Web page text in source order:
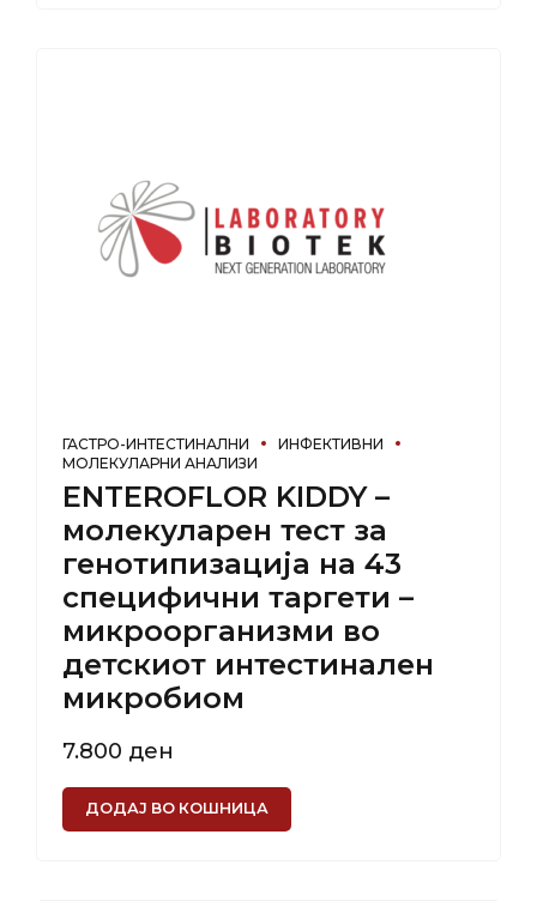
ГАСТРО-ИНТЕСТИНАЛНИ
ИНФЕКТИВНИ
МОЛЕКУЛАРНИ АНАЛИЗИ
ENTEROFLOR KIDDY –
молекуларен тест за
генотипизација на 43
специфични таргети –
микроорганизми во
детскиот интестинален
микробиом
7.800 ден
ДОДАЈ ВО КОШНИЦА